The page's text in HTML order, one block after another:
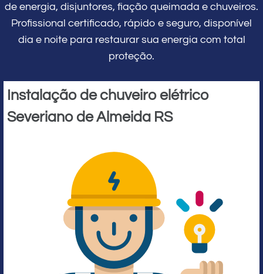
de energia, disjuntores, fiação queimada e chuveiros.
Profissional certificado, rápido e seguro, disponível
dia e noite para restaurar sua energia com total
proteção.
Instalação de chuveiro elétrico
Severiano de Almeida RS